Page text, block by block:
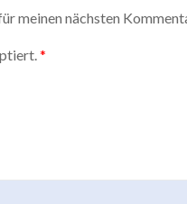
meinen nächsten
*